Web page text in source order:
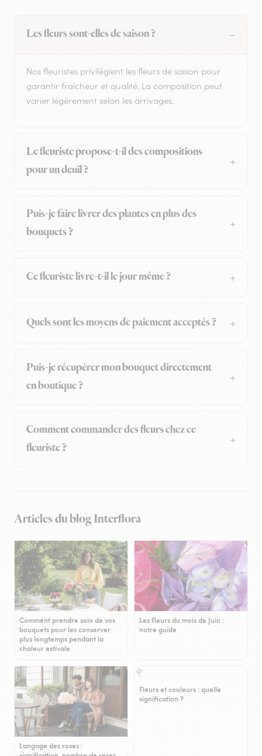
Les fleurs sont-elles de saison ?
Nos fleuristes privilégient les fleurs de saison pour
garantir fraîcheur et qualité. La composition peut
varier légèrement selon les arrivages.
Le fleuriste propose-t-il des compositions
pour un deuil ?
Puis-je faire livrer des plantes en plus des
bouquets ?
Ce fleuriste livre-t-il le jour même ?
Quels sont les moyens de paiement acceptés ?
Puis-je récupérer mon bouquet directement
en boutique ?
Comment commander des fleurs chez ce
fleuriste ?
Articles du blog Interflora
Comment prendre soin de vos
bouquets pour les conserver
plus longtemps pendant la
chaleur estivale
Les fleurs du mois de Juin :
notre guide
Langage des roses :
Fleurs et couleurs : quelle
signification ?